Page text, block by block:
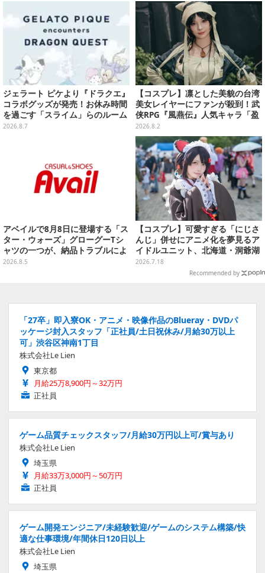
ジェラート ピケより『ドラクエ』
コラボグッズが発売！お休み時間
を過ごす「スライム」らのルーム
ウェア、雑貨など多数ラインナッ
2026.8.7
【コスプレ】凛とした美貌の台湾
美女レイヤーにファンが殺到！武
侠RPG『風燕伝』人気キャラ「盈
盈」を完璧に再現して会場を沸か
せる【写真19枚】
2026.8.2
アベイルで8月8日に登場する「ス
ター・ウォーズ」グローグーTシ
ャツの一つが、納品トラブルによ
り販売日変更へ
2026.8.5
【コスプレ】可愛すぎる「にじさ
んじ」併せにアニメ化を夢見るア
イドルユニット、北海道・洞爺湖
に花開く可憐なレイヤー10選【写
2026.7.18
Recommended by
「27卒」即入寮OK・アニメ・映像作品のBlueray・DVDパ
ッケージ封入スタッフ「正社員/土日祝休み/月給30万以上
可」渋谷区神南1丁目
株式会社Le Lien
東京都
月給25万8,900円～32万円
正社員
ゲーム品質チェックスタッフ/月給30万円以上可/賞与あり
株式会社Le Lien
埼玉県
月給33万3,000円～50万円
正社員
ゲーム開発エンジニア/未経験歓迎/ゲームのシステム構築/快
適な仕事環境/年間休日120日以上
株式会社Le Lien
埼玉県